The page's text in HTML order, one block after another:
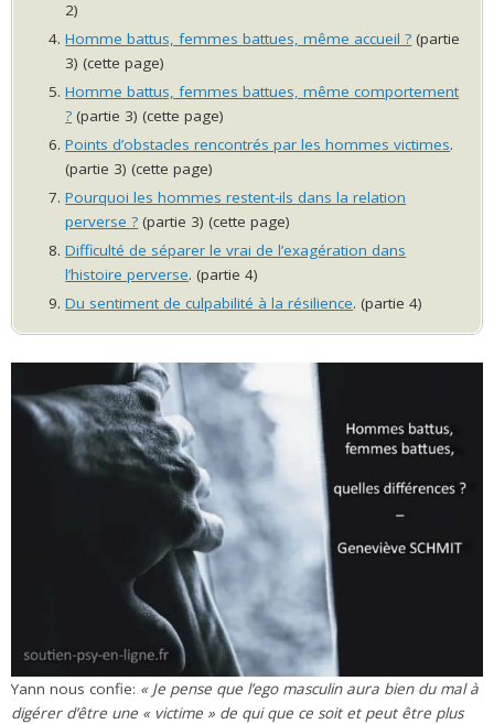
2)
Homme battus, femmes battues, même accueil ? (partie
3) (cette page)
Homme battus, femmes battues, même comportement
? (partie 3) (cette page)
Points d’obstacles rencontrés par les hommes victimes.
(partie 3) (cette page)
Pourquoi les hommes restent-ils dans la relation
perverse ? (partie 3) (cette page)
Difficulté de séparer le vrai de l’exagération dans
l’histoire perverse. (partie 4)
Du sentiment de culpabilité à la résilience. (partie 4)
Yann nous confie: « Je pense que l’ego masculin aura bien du mal à
digérer d’être une « victime » de qui que ce soit et peut être plus